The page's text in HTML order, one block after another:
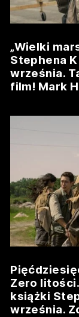
„Wielki
Stephena
września.
film! Mark
Zero litości.
książki
września.